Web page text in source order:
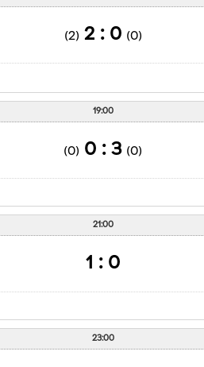
(0)
0 : 2
(2)
19:00
(0)
3 : 0
(0)
21:00
0 : 1
23:00